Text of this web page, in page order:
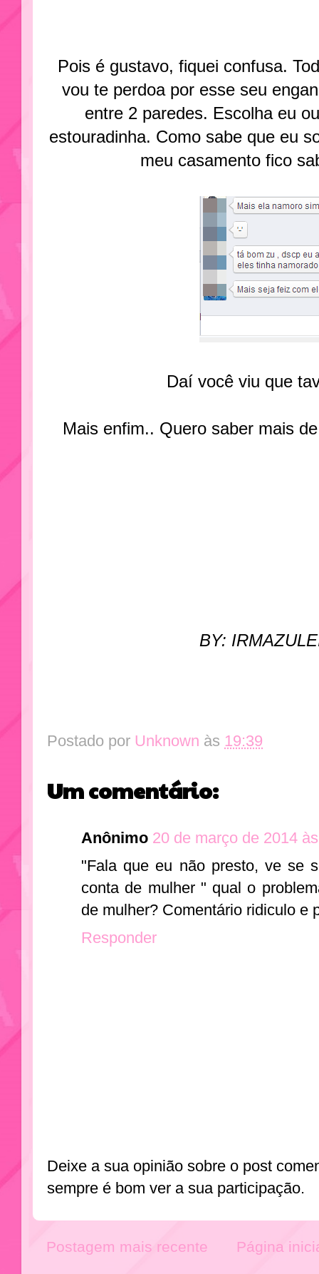
Pois é gustavo, fiquei confusa.
vou te perdoa por esse seu
entre 2 paredes. Escolha eu
estouradinha. Como sabe que eu
meu casamento fico
Daí você viu que
Mais enfim.. Quero saber mais
BY:
Postado por Unknown às 19:39
Um comentário:
Anônimo 20 de março de 2014
"Fala que eu não presto, ve se
conta de mulher " qual o
de mulher? Comentário ridiculo e
Responder
Deixe a sua opinião sobre o post
sempre é bom ver a sua participação.
Postagem mais recente Página